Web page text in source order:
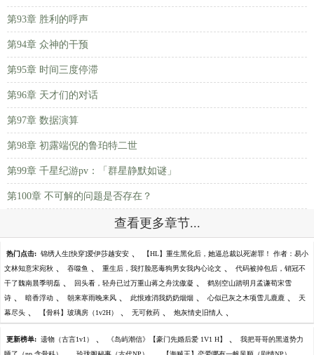
第93章 胜利的呼声
第94章 众神的干预
第95章 时间三度停滞
第96章 天才们的对话
第97章 数据演算
第98章 初露端倪的鲁珀特二世
第99章 千星纪游pv：「群星静默如谜」
第100章 不可解的问题是否存在？
查看更多章节...
热门点击: 锦绣人生[快穿]爱伊莎越安安 、 【HL】重生黑化后，她逼总裁以死谢罪！ 作者：易小
文林知意宋宛秋 、 吞噬鱼 、 重生后，我打脸恶毒狗男女我内心论文 、 代码被掉包后，销冠不
干了魏南晨季明磊 、 回头看，轻舟已过万重山蒋之舟沈傲凝 、 鹤别空山踏明月孟谦荀宋雪
诗 、 暗香浮动 、 朝来寒雨晚来风 、 此恨难消我奶奶烟烟 、 心似已灰之木项雪儿鹿鹿 、 天
幕尽头 、 【骨科】玻璃房（1v2H） 、 无可救药 、 炮灰情史旧情人 、
更新榜单: 遗物（古言1v1） 、 《岛屿潮信》【豪门先婚后爱 1V1 H】 、 我把哥哥的黑道势力